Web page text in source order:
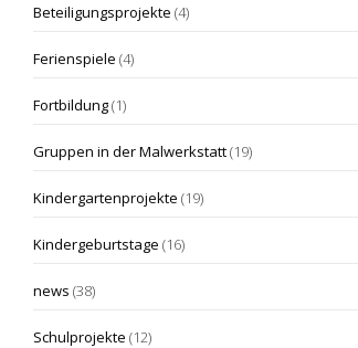
Beteiligungsprojekte (4)
Ferienspiele (4)
Fortbildung(1)
Gruppen in der Malwerkstatt(19)
Kindergartenprojekte (19)
Kindergeburtstage (16)
news (38)
Schulprojekte (12)